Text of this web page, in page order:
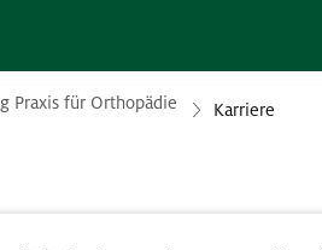
Praxis für Orthopädie Karriere